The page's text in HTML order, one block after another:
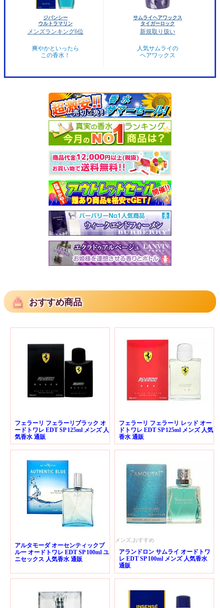
ジバンシー
ウルトラマリン
メンズランキング6位
爽やかといったら
この香水！
サムライヘアワックス
タイガーロック
新規取り扱い
人気サムライの
ヘアワックス
おすすめ商品
フェラーリ フェラーリブラック オ
ードトワレ EDT SP 125ml メンズ 人
気香水 通販
フェラーリ フェラーリ レッド オー
ドトワレ EDT SP 125ml メンズ 人気
香水 通販
アルタモーダ オーセンティックブ
ルー オードトワレ EDT SP 100ml ユ
ニセックス 人気香水 通販
メンズ,おすすめ
アランドロン サムライ オードトワ
レ EDT SP 100ml メンズ 人気香水
通販